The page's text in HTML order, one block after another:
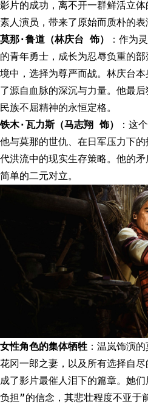
影片的成功，离不开一群鲜活立
素人演员，带来了原始而质朴的表
莫那·鲁道（林庆台 饰）
：作为
的青年勇士，成长为忍辱负重的
境中，选择为尊严而战。林庆台
了源自血脉的深沉与力量。他最
民族不屈精神的永恒定格。
铁木·瓦力斯（马志翔 饰）
：这
他与莫那的世仇、在日军压力下
代洪流中的现实生存策略。他的
简单的二元对立。
女性角色的集体牺牲 ：温岚饰演
花冈一郎之妻，以及所有选择自
成了影片最催人泪下的篇章。她
负担”的信念，其悲壮程度不亚于